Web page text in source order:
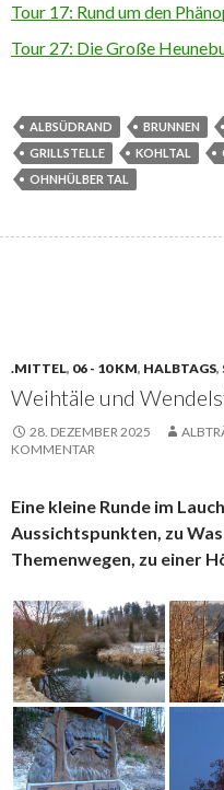
Tour 17: Rund um den
Tour 27: Die Große
ALBSÜDRAND BRUNNEN
GRILLSTELLE
KOHLTAL
OHNHÜLBER TAL
.MITTEL, 06 - 10 KM, HALBTAGS,
Weihtäle und
28. DEZEMBER 2025
KOMMENTAR
Eine kleine Runde im
Aussichtspunkten, zu
Themenwegen, zu einer